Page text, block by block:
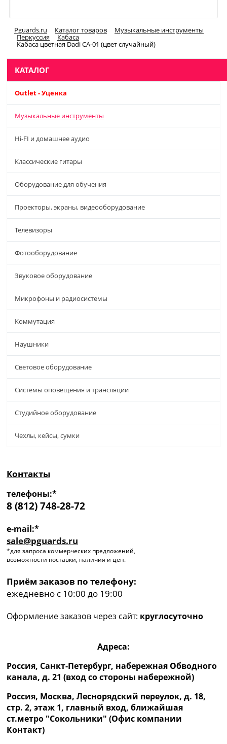
Pguards.ru Каталог товаров Музыкальные инструменты
Перкуссия Кабаса
Кабаса цветная Dadi CA-01 (цвет случайный)
КАТАЛОГ
Outlet - Уценка
Музыкальные инструменты
Hi-FI и домашнее аудио
Классические гитары
Оборудование для обучения
Проекторы, экраны, видеооборудование
Телевизоры
Фотооборудование
Звуковое оборудование
Микрофоны и радиосистемы
Коммутация
Наушники
Световое оборудование
Системы оповещения и трансляции
Студийное оборудование
Чехлы, кейсы, сумки
Контакты
телефоны:*
8 (812) 748-28-72
e-mail:*
sale@pguards.ru
*для запроса коммерческих предложений,
возможности поставки, наличия и цен.
Приём заказов по телефону:
ежедневно с 10:00 до 19:00
Оформление заказов через сайт: круглосуточно
Адреса:
Россия, Санкт-Петербург, набережная Обводного
канала, д. 21 (вход со стороны набережной)
Россия, Москва, Леснорядский переулок, д. 18,
стр. 2, этаж 1, главный вход, ближайшая
ст.метро "Сокольники" (Офис компании
Контакт)